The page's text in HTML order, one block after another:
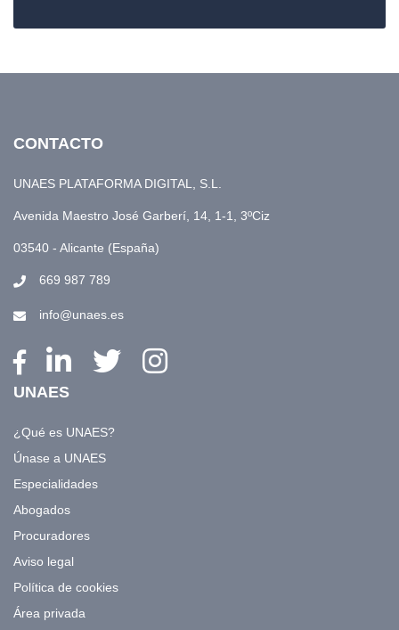
CONTACTO
UNAES PLATAFORMA DIGITAL, S.L.
Avenida Maestro José Garberí, 14, 1-1, 3ºCiz
03540 - Alicante (España)
669 987 789
info@unaes.es
UNAES
¿Qué es UNAES?
Únase a UNAES
Especialidades
Abogados
Procuradores
Aviso legal
Política de cookies
Área privada